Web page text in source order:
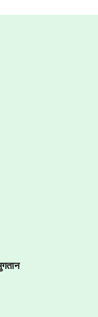
Apple Pay, or
complete the